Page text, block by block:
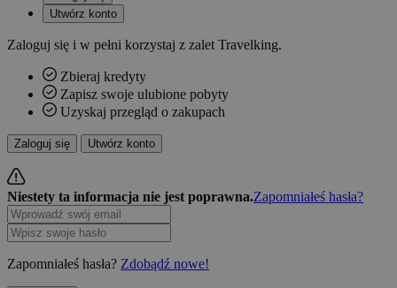
Utwórz konto
Zaloguj się i w pełni korzystaj z zalet Travelking.
Zbieraj kredyty
Zapisz swoje ulubione pobyty
Uzyskaj przegląd o zakupach
Zaloguj się Utwórz konto
Niestety ta informacja nie jest poprawna.Zapomniałeś hasła?
Zapomniałeś hasła? Zdobądź nowe!